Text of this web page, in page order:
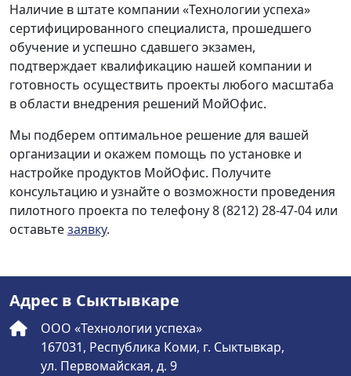
Наличие в штате компании «Технологии успеха»
сертифицированного специалиста, прошедшего
обучение и успешно сдавшего экзамен,
подтверждает квалификацию нашей компании и
готовность осуществить проекты любого масштаба
в области внедрения решений МойОфис.
Мы подберем оптимальное решение для вашей
организации и окажем помощь по установке и
настройке продуктов МойОфис. Получите
консультацию и узнайте о возможности проведения
пилотного проекта по телефону 8 (8212) 28-47-04 или
оставьтезаявку.
Адрес в Сыктывкаре
ООО «Технологии успеха»
167031, Республика Коми, г. Сыктывкар,
ул. Первомайская, д. 9